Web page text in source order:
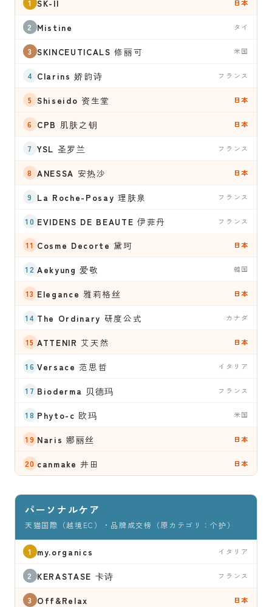
SK-II 日本
Mistine タイ
SKINCEUTICALS 修丽可 米国
Clarins 娇韵诗 フランス
Shiseido 资生堂 日本
CPB 肌肤之钥 日本
YSL 圣罗兰 フランス
ANESSA 安热沙 日本
La Roche-Posay 理肤泉 フランス
EVIDENS DE BEAUTE 伊菲丹 フランス
Cosme Decorte 黛珂 日本
Aekyung 爱敬 韓国
Elegance 雅莉格丝 日本
The Ordinary 研度公式 カナダ
ATTENIR 艾天然 日本
Versace 范思哲 イタリア
Bioderma 贝德玛 フランス
Phyto-c 欧玛 米国
Naris 娜丽丝 日本
canmake 井田 日本
パーソナルケア
天猫国際（越境EC）・品牌成交榜（原カテゴリ：个护）
my.organics イタリア
KERASTASE 卡诗 フランス
Off&Relax 日本